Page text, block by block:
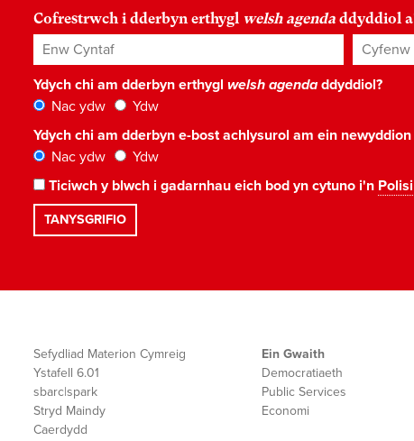
Cofrestrwch i dderbyn erthygl welsh agenda ddyddiol
Enw Cyntaf Cyfenw
Ydych chi am dderbyn erthygl welsh agendaddyddiol?
Nac ydw
Ydw
Ydych chi am dderbyn e-bost achlysurol am ein
Nac ydw
Ydw
Ticiwch y blwch i gadarnhau eich bod yn cytuno i'n
Sefydliad Materion Cymreig
Ystafell 6.01
sbarc|spark
Stryd Maindy
Caerdydd
Ein Gwaith
Democratiaeth
Public Services
Economi